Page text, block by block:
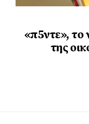
«π5ντε»,
της